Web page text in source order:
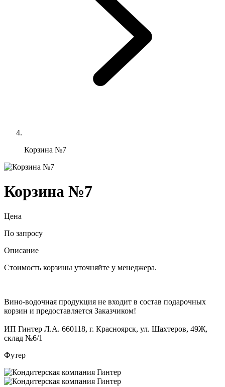
Корзина №7
Корзина №7
Цена
По запросу
Описание
Стоимость корзины уточняйте у менеджера.
Вино-водочная продукция не входит в состав подарочных
корзин и предоставляется Заказчиком!
ИП Гинтер Л.А. 660118, г. Красноярск, ул. Шахтеров, 49Ж,
склад №6/1
Футер